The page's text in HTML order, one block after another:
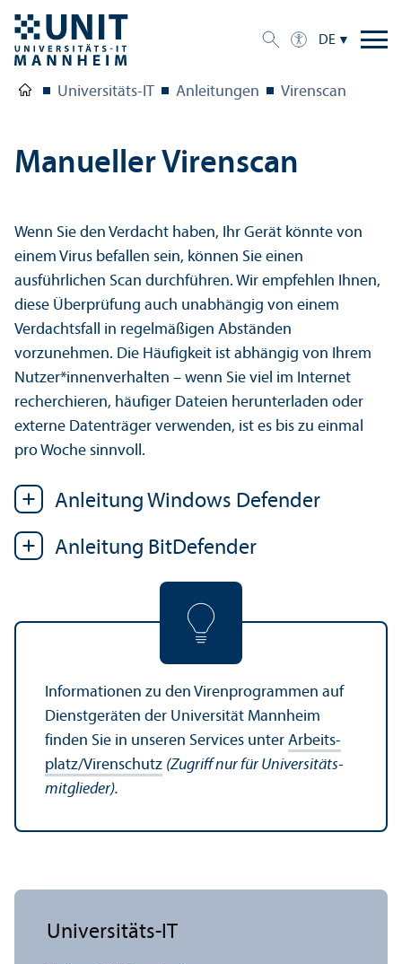
DE
Universitäts-IT Anleitungen Virenscan
Manueller Virenscan
Wenn Sie den Verdacht haben, Ihr Gerät könnte von
einem Virus befallen sein, können Sie einen
ausführlichen Scan durchführen. Wir empfehlen Ihnen,
diese Über­prüfung auch unabhängig von einem
Verdachtsfall in regelmäßigen Abständen
vorzunehmen. Die Häufigkeit ist abhängig von Ihrem
Nutzer*innen­verhalten – wenn Sie viel im Internet
recherchieren, häufiger Dateien her­unter­laden oder
externe Datenträger verwenden, ist es bis zu einmal
pro Woche sinnvoll.
Anleitung Windows Defender
Anleitung BitDefender
Informationen zu den Viren­programmen auf
Dienstgeräten der Universität Mannheim
finden Sie in unseren Services unter Arbeits­
platz/Virenschutz (Zugriff nur für Universitäts­
mitglieder).
Universitäts-IT